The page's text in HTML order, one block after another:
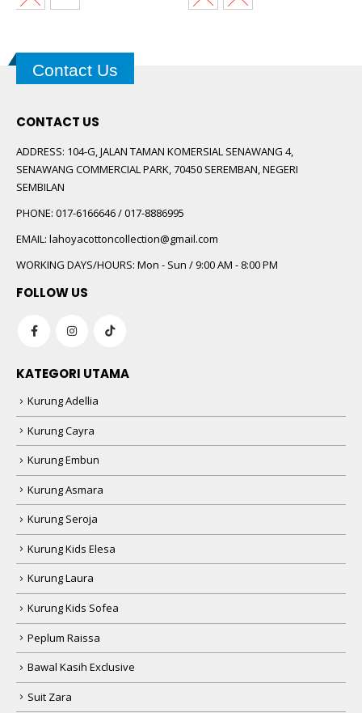
Contact Us
CONTACT US
ADDRESS: 104-G, JALAN TAMAN KOMERSIAL SENAWANG 4,
SENAWANG COMMERCIAL PARK, 70450 SEREMBAN, NEGERI
SEMBILAN
PHONE: 017-6166646 / 017-8886995
EMAIL: lahoyacottoncollection@gmail.com
WORKING DAYS/HOURS: Mon - Sun / 9:00 AM - 8:00 PM
FOLLOW US
KATEGORI UTAMA
Kurung Adellia
Kurung Cayra
Kurung Embun
Kurung Asmara
Kurung Seroja
Kurung Kids Elesa
Kurung Laura
Kurung Kids Sofea
Peplum Raissa
Bawal Kasih Exclusive
Suit Zara